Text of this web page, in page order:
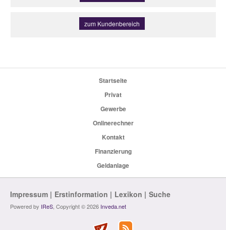
zum Kundenbereich
Startseite
Privat
Gewerbe
Onlinerechner
Kontakt
Finanzierung
Geldanlage
Impressum Erstinformation Lexikon Suche
Powered by IReS, Copyright © 2026 Inveda.net